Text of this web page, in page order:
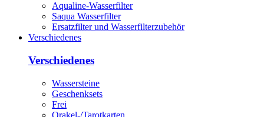
Aqualine-Wasserfilter
Saqua Wasserfilter
Ersatzfilter und Wasserfilterzubehör
Verschiedenes
Verschiedenes
Wassersteine
Geschenksets
Frei
Orakel-/Tarotkarten